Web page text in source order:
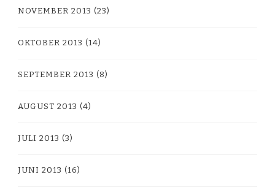
NOVEMBER 2013 (23)
OKTOBER 2013 (14)
SEPTEMBER 2013 (8)
AUGUST 2013 (4)
JULI 2013 (3)
JUNI 2013 (16)